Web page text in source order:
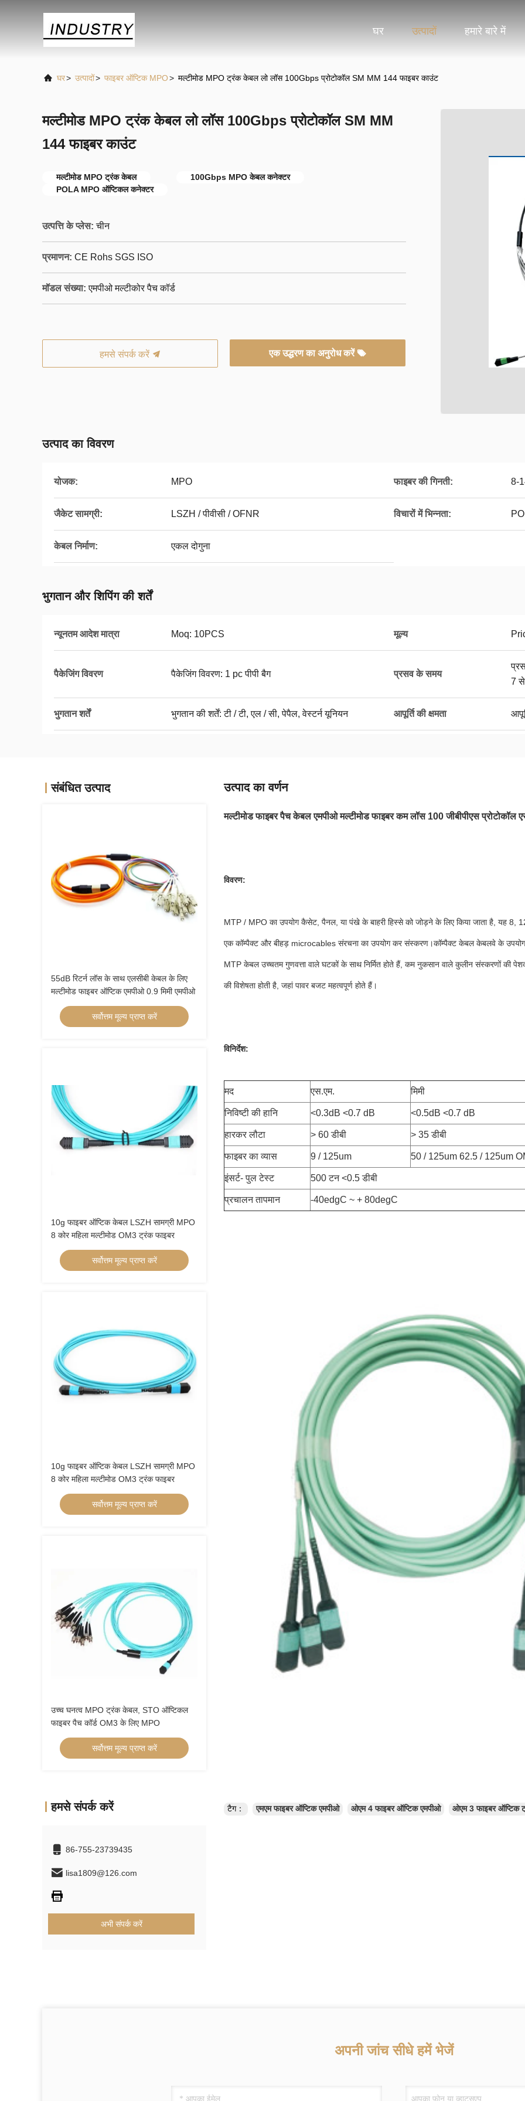
घर उत्पादों हमारे बारे में
घर> उत्पादों> फाइबर ऑप्टिक MPO> मल्टीमोड MPO ट्रंक केबल लो लॉस 100Gbps प्रोटोकॉल SM MM 144 फाइबर काउंट
मल्टीमोड MPO ट्रंक केबल लो लॉस 100Gbps प्रोटोकॉल SM MM
144 फाइबर काउंट
मल्टीमोड MPO ट्रंक केबल
100Gbps MPO केबल कनेक्टर
POLA MPO ऑप्टिकल कनेक्टर
उत्पत्ति के प्लेस: चीन
प्रमाणन: CE Rohs SGS ISO
मॉडल संख्या: एमपीओ मल्टीकोर पैच कॉर्ड
हमसे संपर्क करें एक उद्धरण का अनुरोध करें
उत्पाद का विवरण
योजक: MPO फाइबर की गिनती: 8-
जैकेट सामग्री: LSZH / पीवीसी / OFNR विचारों में भिन्नता:
केबल निर्माण: एकल दोगुना
भुगतान और शिपिंग की शर्तें
न्यूनतम आदेश मात्रा Moq: 10PCS मूल्य
पैकेजिंग विवरण पैकेजिंग विवरण: 1 pc पीपी बैग प्रसव के समय
7 से
भुगतान शर्तें भुगतान की शर्तें: टी / टी, एल / सी, पेपैल, वेस्टर्न यूनियन आपूर्ति की क्षमता
संबंधित उत्पाद
55dB रिटर्न लॉस के साथ एलसीबी केबल के लिए
मल्टीमोड फाइबर ऑप्टिक एमपीओ 0.9 मिमी एमपीओ
सर्वोत्तम मूल्य प्राप्त करें
10g फाइबर ऑप्टिक केबल LSZH सामग्री MPO
8 कोर महिला मल्टीमोड OM3 ट्रंक फाइबर
सर्वोत्तम मूल्य प्राप्त करें
10g फाइबर ऑप्टिक केबल LSZH सामग्री MPO
8 कोर महिला मल्टीमोड OM3 ट्रंक फाइबर
सर्वोत्तम मूल्य प्राप्त करें
उच्च घनत्व MPO ट्रंक केबल, STO ऑप्टिकल
फाइबर पैच कॉर्ड OM3 के लिए MPO
सर्वोत्तम मूल्य प्राप्त करें
हमसे संपर्क करें
86-755-23739435
lisa1809@126.com
अभी संपर्क करें
उत्पाद का वर्णन
मल्टीमोड फाइबर पैच केबल एमपीओ मल्टीमोड फाइबर कम लॉस 100 जीबीपीएस प्रोटोकॉल
विवरण:
MTP / MPO का उपयोग कैसेट, पैनल, या पंखे के बाहरी हिस्से को जोड़ने के लिए किया जाता है, यह 8,
एक कॉम्पैक्ट और बीहड़ microcables संरचना का उपयोग कर संस्करण।कॉम्पैक्ट केबल केबलवे के
MTP केबल उच्चतम गुणवत्ता वाले घटकों के साथ निर्मित होते हैं, कम नुकसान वाले कुलीन संस्करणों की
की विशेषता होती है, जहां पावर बजट महत्वपूर्ण होते हैं।
विनिर्देश:
मद एस.एम. मिमी
निविष्टी की हानि <0.3dB <0.7 dB <0.5dB <0.7 dB
हारकर लौटा > 60 डीबी > 35 डीबी
फाइबर का व्यास 9 / 125um 50 / 125um 62.5 / 125um
इंसर्ट- पुल टेस्ट 500 टन <0.5 डीबी
प्रचालन तापमान -40edgC ~ + 80degC
टैग： एमएम फाइबर ऑप्टिक एमपीओ ओएम 4 फाइबर ऑप्टिक एमपीओ ओएम 3 फाइबर ऑप्टिक
अपनी जांच सीधे हमें भेजें